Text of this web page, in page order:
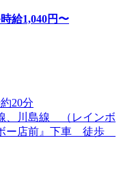
時給1,040円〜
20分
、川島線 （レインボ
ー店前』下車 徒歩